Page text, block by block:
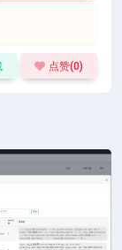
点赞(0)